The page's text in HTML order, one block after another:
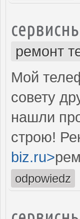
ремонт
Мой
совету
нашли
строю!
biz.ru>
odpowiedz